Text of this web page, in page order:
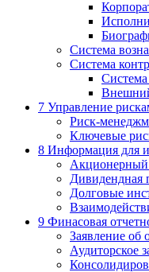
Система
Система
Система
7 Управление
Риск-
Ключевые
8 Информация для
Акционерный
Дивидендная
Долговые
9 Финасовая
Заявление об
Аудиторское